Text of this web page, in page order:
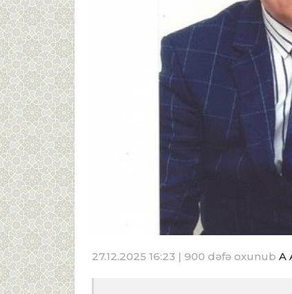
27.12.2025 16:23 | 900 dəfə oxunub A